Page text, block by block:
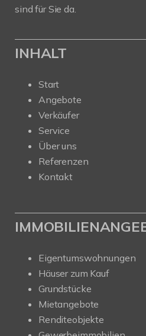
sind für Sie da.
INHALT
Start
Angebote
Verkäufer
Service
Über uns
Referenzen
Kontakt
Eigentumswohnungen
Häuser zum Kauf
Grundstücke
Mietangebote
Renditeobjekte